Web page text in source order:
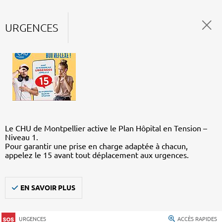
URGENCES
Le CHU de Montpellier active le Plan Hôpital en Tension –
Niveau 1.
Pour garantir une prise en charge adaptée à chacun,
appelez le 15 avant tout déplacement aux urgences.
EN SAVOIR PLUS
URGENCES ACCÈS RAPIDES